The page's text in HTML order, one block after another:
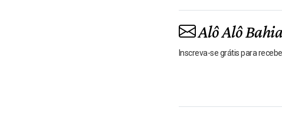
Alô Alô
Inscreva-se grátis para